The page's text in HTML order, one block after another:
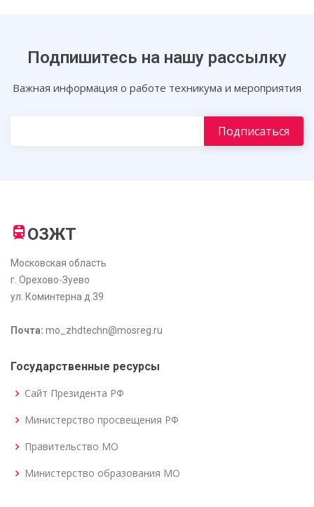
Подпишитесь на нашу рассылку
Важная информация о работе техникума и мероприятия
ОЗЖТ
Московская область
г. Орехово-Зуево
ул. Коминтерна д.39
Почта: mo_zhdtechn@mosreg.ru
Государственные ресурсы
Сайт Президента РФ
Министерство просвещения РФ
Правительство МО
Министерство образования МО